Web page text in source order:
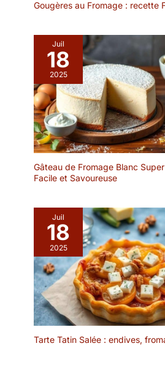
sur une
des
pour la
garantie
pommes
de 12
un
d'une
Gougères au Fromage : recette
Juil
18
2025
Gâteau de Fromage Blanc
Facile et Savoureuse
Juil
18
2025
Tarte Tatin Salée : endives,